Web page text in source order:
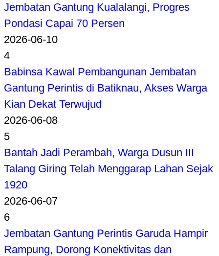
Jembatan Gantung Kualalangi, Progres
Pondasi Capai 70 Persen
2026-06-10
4
Babinsa Kawal Pembangunan Jembatan
Gantung Perintis di Batiknau, Akses Warga
Kian Dekat Terwujud
2026-06-08
5
Bantah Jadi Perambah, Warga Dusun III
Talang Giring Telah Menggarap Lahan Sejak
1920
2026-06-07
6
Jembatan Gantung Perintis Garuda Hampir
Rampung, Dorong Konektivitas dan